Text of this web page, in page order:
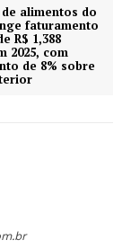
alimentos do
faturamento
R$ 1,388
2025, com
de 8% sobre